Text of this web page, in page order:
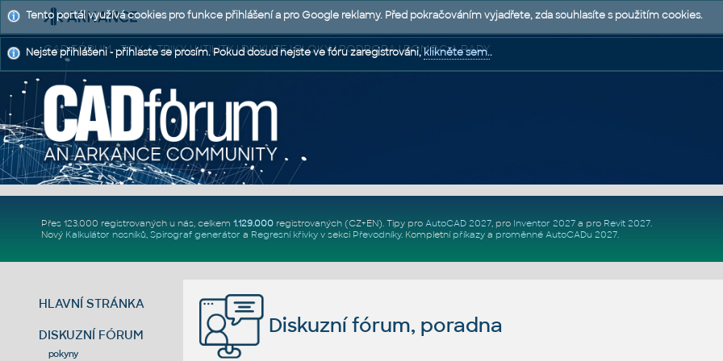
CAD FÓRUM - TIPY A TRIKY | UTILITY | DISKUZE | BLOKY | PODPORA | POMOC A RADY
Přes 123.000 registrovaných u nás, celkem 1.129.000registrovaných (CZ+EN). Tipy pro AutoCAD 2027, pro Inventor 2027a pro Revit 2027.
Nový Kalkulátor nosníků, Spirograf generátor a Regresní křivkyv sekci Převodníky. Kompletní příkazya proměnné AutoCADu 2027.
HLAVNÍ STRÁNKA
DISKUZNÍ FÓRUM
pokyny
Diskuzní fórum, poradna
Tento portál využívá cookies pro funkce přihlášení a pro Google reklamy. Před pokračováním vyjadřete, zda souhlasíte s použitím cookies.
Nejste přihlášeni - přihlaste se prosím. Pokud dosud nejste ve fóru zaregistrováni,klikněte sem..